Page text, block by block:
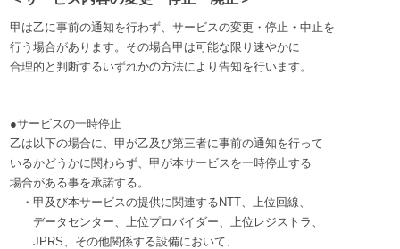
甲は乙に事前の通知を行わず、サービスの変更・停止・中止を
行う場合があります。その場合甲は可能な限り速やかに
合理的と判断するいずれかの方法により告知を行います。
●サービスの一時停止
乙は以下の場合に、甲が乙及び第三者に事前の通知を行って
いるかどうかに関わらず、甲が本サービスを一時停止する
場合がある事を承諾する。
・甲及び本サービスの提供に関連するNTT、上位回線、
データセンター、上位プロバイダー、上位レジストラ、
JPRS、その他関係する設備において、